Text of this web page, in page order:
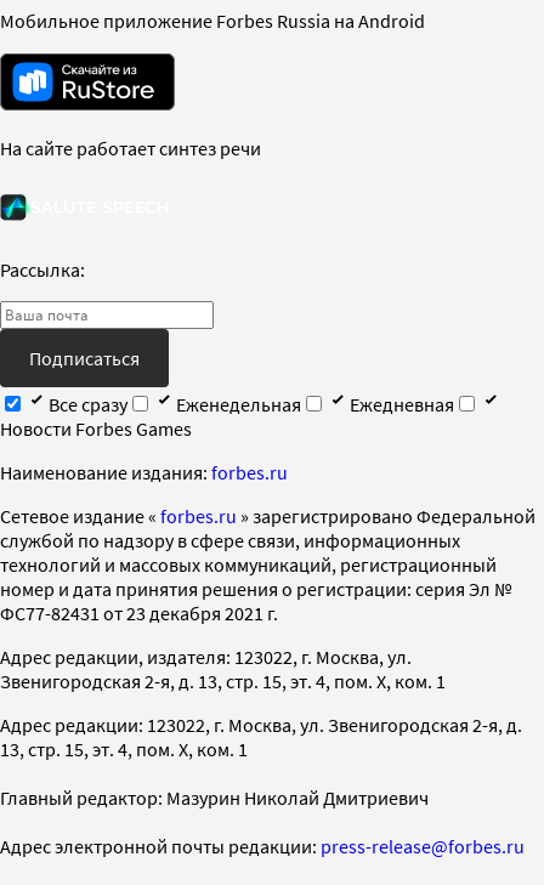
Мобильное приложение Forbes Russia на Android
На сайте работает синтез речи
Рассылка:
Подписаться
Все сразу
Еженедельная
Ежедневная
Новости Forbes Games
Наименование издания: forbes.ru
Cетевое издание « forbes.ru » зарегистрировано Федеральной
службой по надзору в сфере связи, информационных
технологий и массовых коммуникаций, регистрационный
номер и дата принятия решения о регистрации: серия Эл №
ФС77-82431 от 23 декабря 2021 г.
Адрес редакции, издателя: 123022, г. Москва, ул.
Звенигородская 2-я, д. 13, стр. 15, эт. 4, пом. X, ком. 1
Адрес редакции: 123022, г. Москва, ул. Звенигородская 2-я, д.
13, стр. 15, эт. 4, пом. X, ком. 1
Главный редактор: Мазурин Николай Дмитриевич
Адрес электронной почты редакции: press-release@forbes.ru